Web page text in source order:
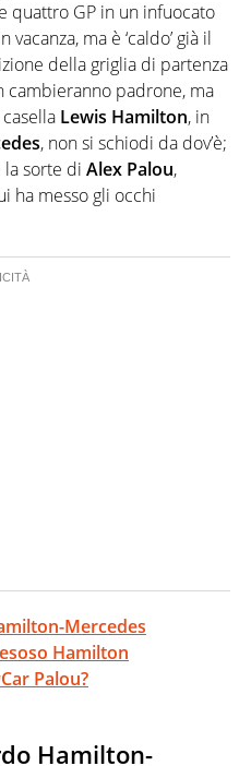
quattro GP in un infuocato
ma è ‘caldo’ già il
della griglia di partenza
cambieranno padrone, ma
Lewis Hamilton, in
, non si schiodi da dov’è;
la sorte di Alex Palou,
ha messo gli occhi
Mercedes
Hamilton
Palou?
Hamilton-